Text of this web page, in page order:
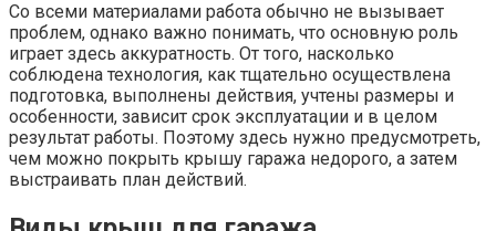
Со всеми материалами работа обычно не вызывает
проблем, однако важно понимать, что основную роль
играет здесь аккуратность. От того, насколько
соблюдена технология, как тщательно осуществлена
подготовка, выполнены действия, учтены размеры и
особенности, зависит срок эксплуатации и в целом
результат работы. Поэтому здесь нужно предусмотреть,
чем можно покрыть крышу гаража недорого, а затем
выстраивать план действий.